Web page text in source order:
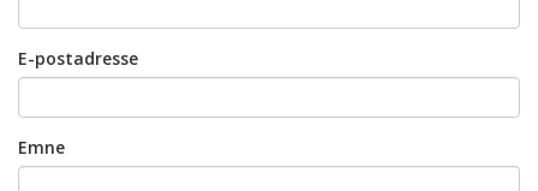
E-postadresse
Emne